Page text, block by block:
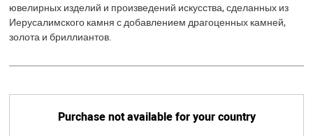
ювелирных изделий и произведений искусства, сделанных из
Иерусалимского камня с добавлением драгоценных камней,
золота и бриллиантов.
Purchase not available for your country